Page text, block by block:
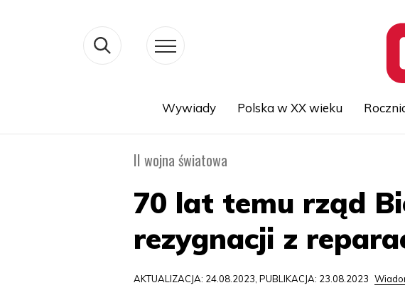
Wywiady Polska w XX wieku
II wojna światowa
70 lat temu rząd
rezygnacji z
AKTUALIZACJA: 24.08.2023, PUBLIKACJA: 23.08.2023